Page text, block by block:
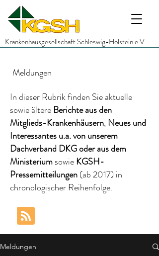
Krankenhausgesellschaft Schleswig-Holstein e.V.
Meldungen
In dieser Rubrik finden Sie aktuelle
sowie ältereBerichteaus den
Mitglieds-Krankenhäusern, Neues und
Interessantesu.a.von unserem
Dachverband DKGoder aus dem
MinisteriumsowieKGSH-
Pressemitteilungen(ab 2017) in
chronologischer Reihenfolge.
Meldungen